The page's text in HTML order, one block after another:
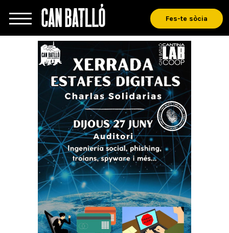
Fes-te sòcia